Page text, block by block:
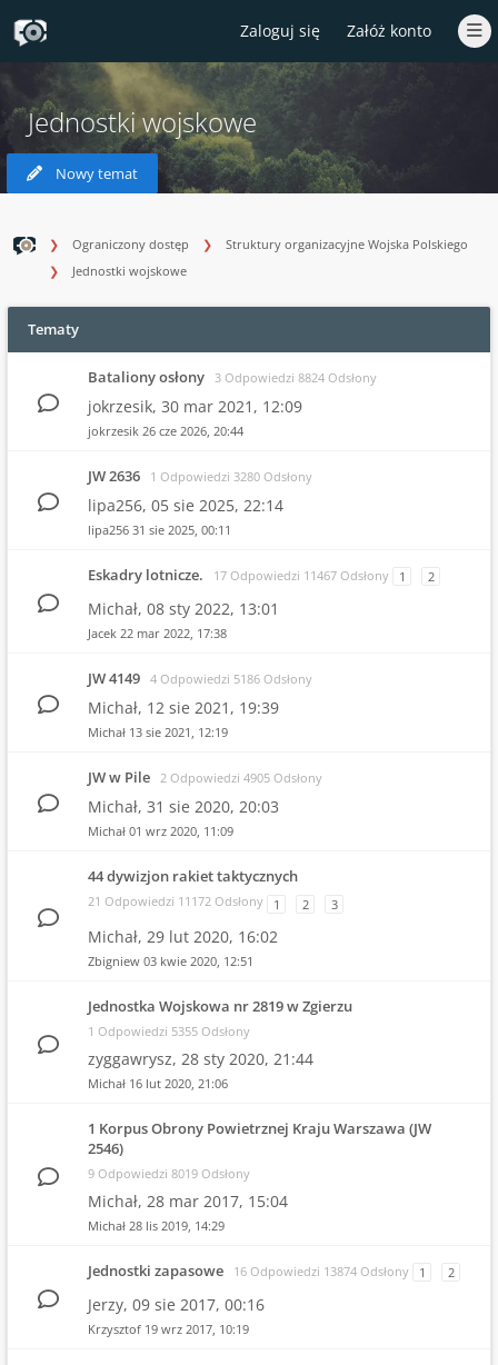
Zaloguj się Załóż konto
Jednostki wojskowe
Nowy temat
Ograniczony dostęp
Struktury organizacyjne Wojska Polskiego
Jednostki wojskowe
Tematy
Bataliony osłony 3 Odpowiedzi 8824 Odsłony
jokrzesik, 30 mar 2021, 12:09
jokrzesik 26 cze 2026, 20:44
JW 2636 1 Odpowiedzi 3280 Odsłony
lipa256, 05 sie 2025, 22:14
lipa256 31 sie 2025, 00:11
Eskadry lotnicze. 17 Odpowiedzi 11467 Odsłony 1 2
Michał, 08 sty 2022, 13:01
Jacek 22 mar 2022, 17:38
JW 4149 4 Odpowiedzi 5186 Odsłony
Michał, 12 sie 2021, 19:39
Michał 13 sie 2021, 12:19
JW w Pile 2 Odpowiedzi 4905 Odsłony
Michał, 31 sie 2020, 20:03
Michał 01 wrz 2020, 11:09
44 dywizjon rakiet taktycznych
21 Odpowiedzi 11172 Odsłony 1 2 3
Michał, 29 lut 2020, 16:02
Zbigniew 03 kwie 2020, 12:51
Jednostka Wojskowa nr 2819 w Zgierzu
1 Odpowiedzi 5355 Odsłony
zyggawrysz, 28 sty 2020, 21:44
Michał 16 lut 2020, 21:06
1 Korpus Obrony Powietrznej Kraju Warszawa (JW
2546)
9 Odpowiedzi 8019 Odsłony
Michał, 28 mar 2017, 15:04
Michał 28 lis 2019, 14:29
Jednostki zapasowe 16 Odpowiedzi 13874 Odsłony 1 2
Jerzy, 09 sie 2017, 00:16
Krzysztof 19 wrz 2017, 10:19